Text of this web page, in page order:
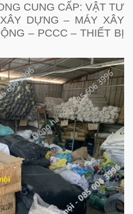
CUNG CẤP: VẬT TƯ
DỰNG – MÁY XÂY
– PCCC – THIẾT BỊ